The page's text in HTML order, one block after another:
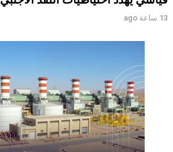
13 ساعة ago